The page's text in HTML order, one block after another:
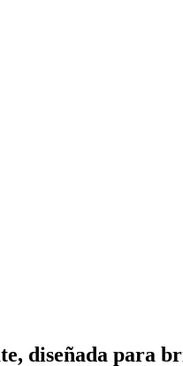
diseñada para